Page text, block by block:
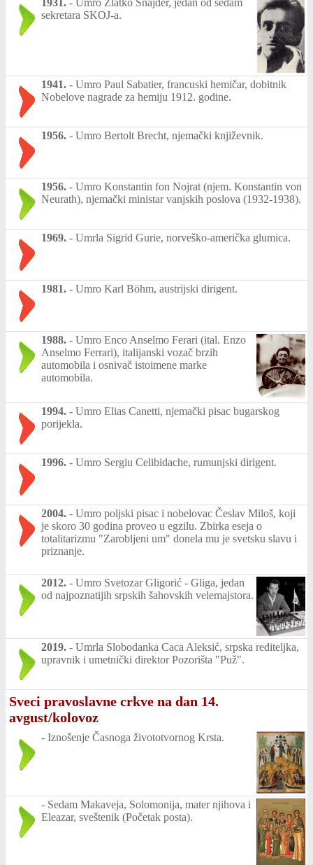
sekretara SKOJ-a.
1941. - Umro Paul Sabatier, francuski hemičar, dobitnik
Nobelove nagrade za hemiju 1912. godine.
1956. - Umro Bertolt Brecht, njemački književnik.
1956. - Umro Konstantin fon Nojrat (njem. Konstantin von
Neurath), njemački ministar vanjskih poslova (1932-1938).
1969. - Umrla Sigrid Gurie, norveško-američka glumica.
1981. - Umro Karl Böhm, austrijski dirigent.
1988. - Umro Enco Anselmo Ferari (ital. Enzo
Anselmo Ferrari), italijanski vozač brzih
automobila i osnivač istoimene marke
automobila.
1994. - Umro Elias Canetti, njemački pisac bugarskog
porijekla.
1996. - Umro Sergiu Celibidache, rumunjski dirigent.
2004. - Umro poljski pisac i nobelovac Česlav Miloš, koji
je skoro 30 godina proveo u egzilu. Zbirka eseja o
totalitarizmu "Zarobljeni um" donela mu je svetsku slavu i
priznanje.
2012. - Umro Svetozar Gligorić - Gliga, jedan
od najpoznatijih srpskih šahovskih velemajstora.
2019. - Umrla Slobodanka Caca Aleksić, srpska rediteljka,
upravnik i umetnički direktor Pozorišta "Puž".
Sveci pravoslavne crkve na dan 14.
avgust/kolovoz
- Iznošenje Časnoga živototvornog Krsta.
- Sedam Makaveja, Solomonija, mater njihova i
Eleazar, sveštenik (Početak posta).